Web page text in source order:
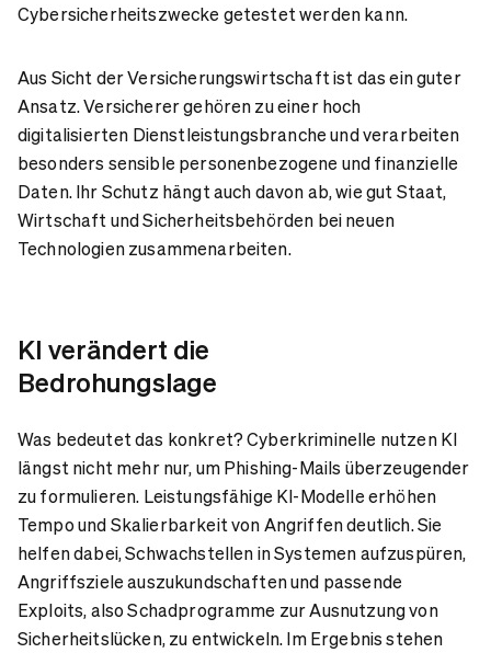
Cybersicherheitszwecke getestet werden kann.
Aus Sicht der Versicherungswirtschaft ist das ein guter
Ansatz. Versicherer gehören zu einer hoch
digitalisierten Dienstleistungsbranche und verarbeiten
besonders sensible personenbezogene und finanzielle
Daten. Ihr Schutz hängt auch davon ab, wie gut Staat,
Wirtschaft und Sicherheitsbehörden bei neuen
Technologien zusammenarbeiten.
KI verändert die
Bedrohungslage
Was bedeutet das konkret? Cyberkriminelle nutzen KI
längst nicht mehr nur, um Phishing-Mails überzeugender
zu formulieren. Leistungsfähige KI-Modelle erhöhen
Tempo und Skalierbarkeit von Angriffen deutlich. Sie
helfen dabei, Schwachstellen in Systemen aufzuspüren,
Angriffsziele auszukundschaften und passende
Exploits, also Schadprogramme zur Ausnutzung von
Sicherheitslücken, zu entwickeln.Im Ergebnis stehen